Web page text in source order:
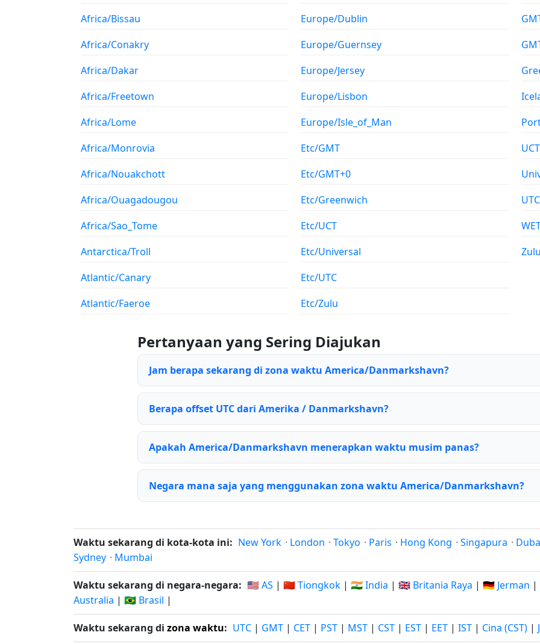
Africa/Bissau
Africa/Conakry
Africa/Dakar
Africa/Freetown
Africa/Lome
Africa/Monrovia
Africa/Nouakchott
Africa/Ouagadougou
Africa/Sao_Tome
Antarctica/Troll
Atlantic/Canary
Atlantic/Faeroe
Europe/Dublin
Europe/Guernsey
Europe/Jersey
Europe/Lisbon
Europe/Isle_of_Man
Etc/GMT
Etc/GMT+0
Etc/Greenwich
Etc/UCT
Etc/Universal
Etc/UTC
Etc/Zulu
UCT
UTC
Zulu
Pertanyaan yang Sering Diajukan
Jam berapa sekarang di zona waktu America/Danmarkshavn?
Berapa offset UTC dari Amerika / Danmarkshavn?
Apakah America/Danmarkshavn menerapkan waktu musim panas?
Negara mana saja yang menggunakan zona waktu America/Danmarkshavn?
Waktu sekarang di kota-kota ini: New York · London · Tokyo · Paris · Hong Kong · Singapura ·
Sydney · Mumbai
Waktu sekarang di negara-negara: 🇺🇸 AS | 🇨🇳 Tiongkok | 🇮🇳 India | 🇬🇧 Britania Raya | 🇩🇪 Jerman |
Australia | 🇧🇷 Brasil |
Waktu sekarang di zona waktu: UTC | GMT | CET | PST | MST | CST | EST | EET | IST | Cina (CST) |